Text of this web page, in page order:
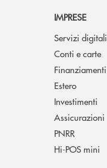
IMPRESE
Servizi digitali
Conti e carte
Finanziamenti
Estero
Investimenti
Assicurazioni
PNRR
Hi-POS mini